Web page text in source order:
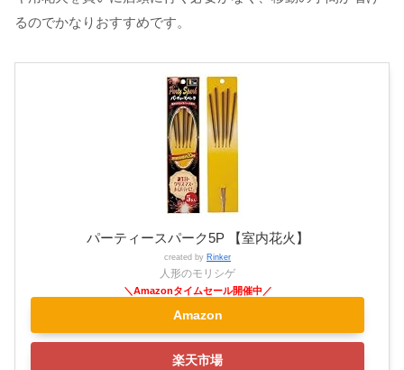
るのでかなりおすすめです。
パーティースパーク5P 【室内花火】
created by Rinker
人形のモリシゲ
Amazon
楽天市場